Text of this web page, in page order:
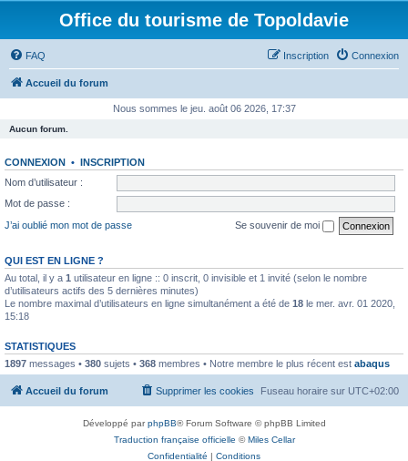
Office du tourisme de Topoldavie
FAQ Connexion
Inscription
Accueil du forum
Nous sommes le jeu. août 06 2026, 17:37
Aucun forum.
CONNEXION • INSCRIPTION
Nom d’utilisateur :
Mot de passe :
J’ai oublié mon mot de passe
Se souvenir de moi
QUI EST EN LIGNE ?
Au total, il y a 1 utilisateur en ligne :: 0 inscrit, 0 invisible et 1 invité (selon le nombre
d’utilisateurs actifs des 5 dernières minutes)
Le nombre maximal d’utilisateurs en ligne simultanément a été de 18 le mer. avr. 01 2020,
15:18
STATISTIQUES
1897 messages • 380 sujets • 368 membres • Notre membre le plus récent est abaqus
Accueil du forum Fuseau horaire sur UTC+02:00
Supprimer les cookies
Développé parphpBB® Forum Software © phpBB Limited
Traduction française officielle ©Miles Cellar
Confidentialité | Conditions